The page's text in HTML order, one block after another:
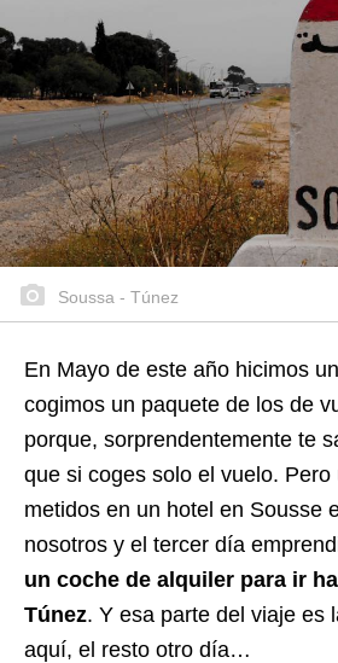
Soussa - Túnez
En Mayo de este año hicimos un
cogimos un paquete de los de
porque, sorprendentemente te
que si coges solo el vuelo. Pero
metidos en un hotel en Sousse
nosotros y el tercer día
un coche de alquiler para ir
Túnez. Y esa parte del viaje es
aquí, el resto otro día…